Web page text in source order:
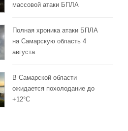
массовой атаки БПЛА
Полная хроника атаки БПЛА
на Самарскую область 4
августа
В Самарской области
ожидается похолодание до
+12°C